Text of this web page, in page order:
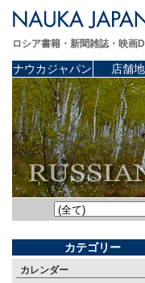
ロシア書籍・新聞雑誌・映
ナウカジャパン 店舗
カテゴリー
カレンダー